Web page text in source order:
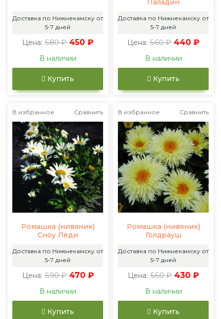
Доставка по Нижнекамску от
5-7 дней
Цена: 580 ₽ 450 ₽
В наличии
Купить
Паладин
Доставка по Нижнекамску от
5-7 дней
Цена: 560 ₽ 440 ₽
В наличии
Купить
В избранное Сравнить
Ромашка (нивяник)
Сноу Леди
Доставка по Нижнекамску от
5-7 дней
Цена: 590 ₽ 470 ₽
В наличии
Купить
В избранное Сравнить
Ромашка (нивяник)
Голдрауш
Доставка по Нижнекамску от
5-7 дней
Цена: 550 ₽ 430 ₽
В наличии
Купить